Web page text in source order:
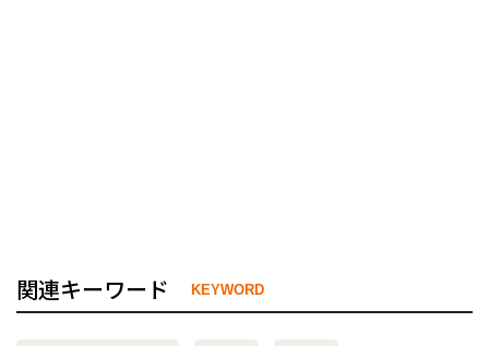
関連キーワード KEYWORD